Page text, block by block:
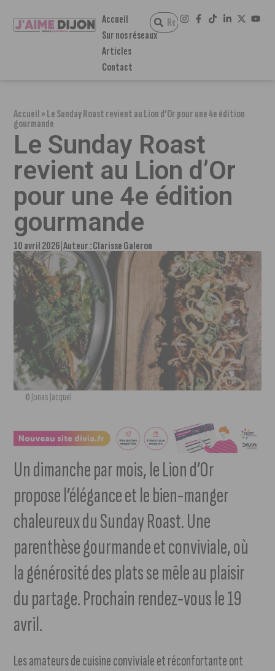
Accueil
Sur nos réseaux
Articles
Contact
Accueil»Le Sunday Roast revient au Lion d’Or pour une 4e édition
gourmande
Le Sunday Roast
revient au Lion d’Or
pour une 4e édition
gourmande
10 avril 2026 Auteur :Clarisse Galeron
© Jonas Jacquel
Un dimanche par mois, le Lion d’Or
propose l’élégance et le bien-manger
chaleureux du Sunday Roast. Une
parenthèse gourmande et conviviale, où
la générosité des plats se mêle au plaisir
du partage. Prochain rendez-vous le 19
avril.
Les amateurs de cuisine conviviale et réconfortante ont